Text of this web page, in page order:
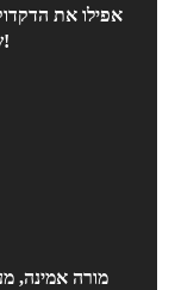
אפילו את
שאני מתקדמת ומבינה. תודה על הסבלנות והדיוק!
מורה אמינה,